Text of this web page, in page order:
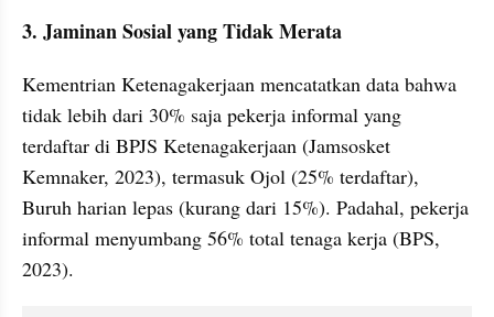
3. Jaminan Sosial yang Tidak Merata
Kementrian Ketenagakerjaan mencatatkan data bahwa
tidak lebih dari 30% saja pekerja informal yang
terdaftar di BPJS Ketenagakerjaan (Jamsosket
Kemnaker, 2023), termasuk Ojol (25% terdaftar),
Buruh harian lepas (kurang dari 15%). Padahal, pekerja
informal menyumbang 56% total tenaga kerja (BPS,
2023).